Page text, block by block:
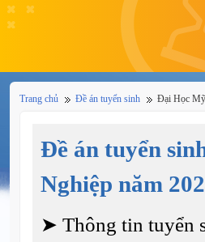
Trang chủ Đề án tuyển sinh Đại Học
Đề án tuyển
Nghiệp năm
➤ Thông tin tuyển